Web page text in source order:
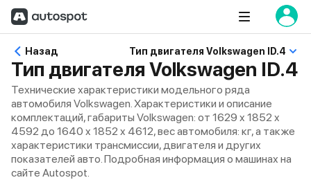
Назад Тип двигателя Volkswagen ID.4
Тип двигателя Volkswagen ID.4
Технические характеристики модельного ряда
автомобиля Volkswagen. Характеристики и описание
комплектаций, габариты Volkswagen: от 1629 x 1852 x
4592 до 1640 x 1852 x 4612, вес автомобиля: кг, а также
характеристики трансмиссии, двигателя и других
показателей авто. Подробная информация о машинах на
сайте Autospot.